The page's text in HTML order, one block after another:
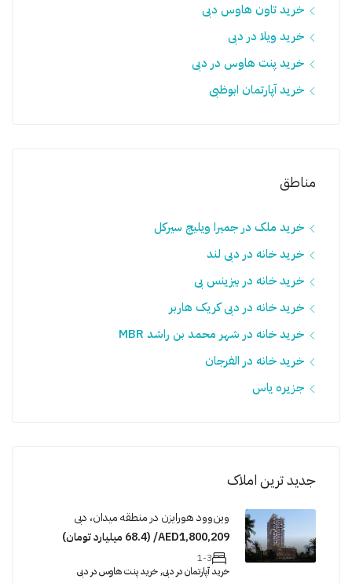
خرید تاون هاوس دبی
خرید ویلا در دبی
خرید پنت هاوس در دبی
خرید آپارتمان ابوظبی
مناطق
خرید ملک در جمیرا ویلیج سيرکل
خرید خانه در دبی لند
خرید خانه در بیزینس بی
خرید خانه در دبی کریک هاربر
خرید خانه در شهر محمد بن راشد MBR
خرید خانه در الفرجان
جزیره یاس
جدید ترین املاک
وین‌وود هورایزن در منطقه میدان، دبی
AED1,800,209/ (68.4 میلیارد تومان)
1-3
خرید آپارتمان در دبی, خرید پنت هاوس در دبی